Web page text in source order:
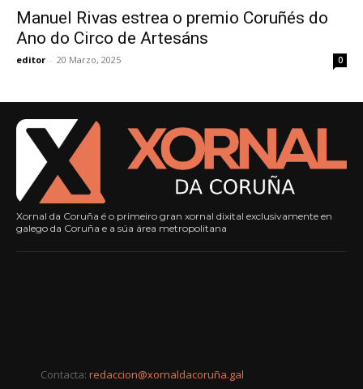
Manuel Rivas estrea o premio Coruñés do
Ano do Circo de Artesáns
editor - 20 Marzo, 2025 0
Xornal da Coruña é o primeiro gran xornal dixital exclusivamente en
galego da Coruña e a súa área metropolitana
Contacta: redaccion@xornaldacoruña.gal